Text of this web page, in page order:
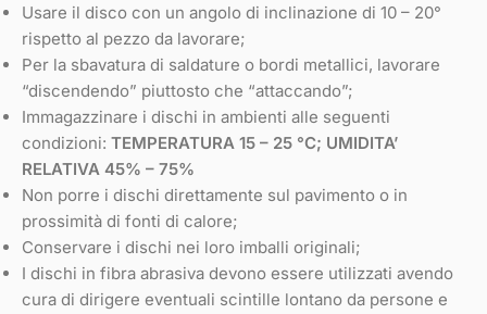
Usare il disco con un angolo di inclinazione di 10 – 20°
rispetto al pezzo da lavorare;
Per la sbavatura di saldature o bordi metallici, lavorare
“discendendo” piuttosto che “attaccando”;
Immagazzinare i dischi in ambienti alle seguenti
condizioni: TEMPERATURA 15 – 25 °C; UMIDITA’
RELATIVA 45% – 75%
Non porre i dischi direttamente sul pavimento o in
prossimità di fonti di calore;
Conservare i dischi nei loro imballi originali;
I dischi in fibra abrasiva devono essere utilizzati avendo
cura di dirigere eventuali scintille lontano da persone e